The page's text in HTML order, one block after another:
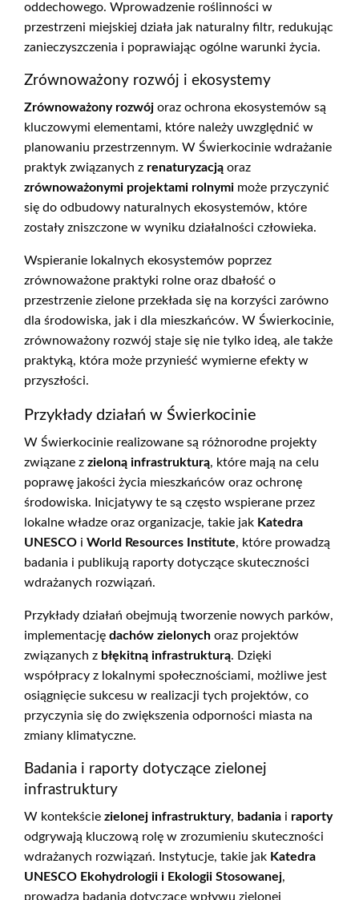
oddechowego. Wprowadzenie roślinności w
przestrzeni miejskiej działa jak naturalny filtr, redukując
zanieczyszczenia i poprawiając ogólne warunki życia.
Zrównoważony rozwój i ekosystemy
Zrównoważony rozwój oraz ochrona ekosystemów są
kluczowymi elementami, które należy uwzględnić w
planowaniu przestrzennym. W Świerkocinie wdrażanie
praktyk związanych z renaturyzacją oraz
zrównoważonymi projektami rolnymi może przyczynić
się do odbudowy naturalnych ekosystemów, które
zostały zniszczone w wyniku działalności człowieka.
Wspieranie lokalnych ekosystemów poprzez
zrównoważone praktyki rolne oraz dbałość o
przestrzenie zielone przekłada się na korzyści zarówno
dla środowiska, jak i dla mieszkańców. W Świerkocinie,
zrównoważony rozwój staje się nie tylko ideą, ale także
praktyką, która może przynieść wymierne efekty w
przyszłości.
Przykłady działań w Świerkocinie
W Świerkocinie realizowane są różnorodne projekty
związane z zieloną infrastrukturą, które mają na celu
poprawę jakości życia mieszkańców oraz ochronę
środowiska. Inicjatywy te są często wspierane przez
lokalne władze oraz organizacje, takie jak Katedra
UNESCO i World Resources Institute, które prowadzą
badania i publikują raporty dotyczące skuteczności
wdrażanych rozwiązań.
Przykłady działań obejmują tworzenie nowych parków,
implementację dachów zielonych oraz projektów
związanych z błękitną infrastrukturą. Dzięki
współpracy z lokalnymi społecznościami, możliwe jest
osiągnięcie sukcesu w realizacji tych projektów, co
przyczynia się do zwiększenia odporności miasta na
zmiany klimatyczne.
Badania i raporty dotyczące zielonej
infrastruktury
W kontekście zielonej infrastruktury, badania i raporty
odgrywają kluczową rolę w zrozumieniu skuteczności
wdrażanych rozwiązań. Instytucje, takie jak Katedra
UNESCO Ekohydrologii i Ekologii Stosowanej,
prowadzą badania dotyczące wpływu zielonej